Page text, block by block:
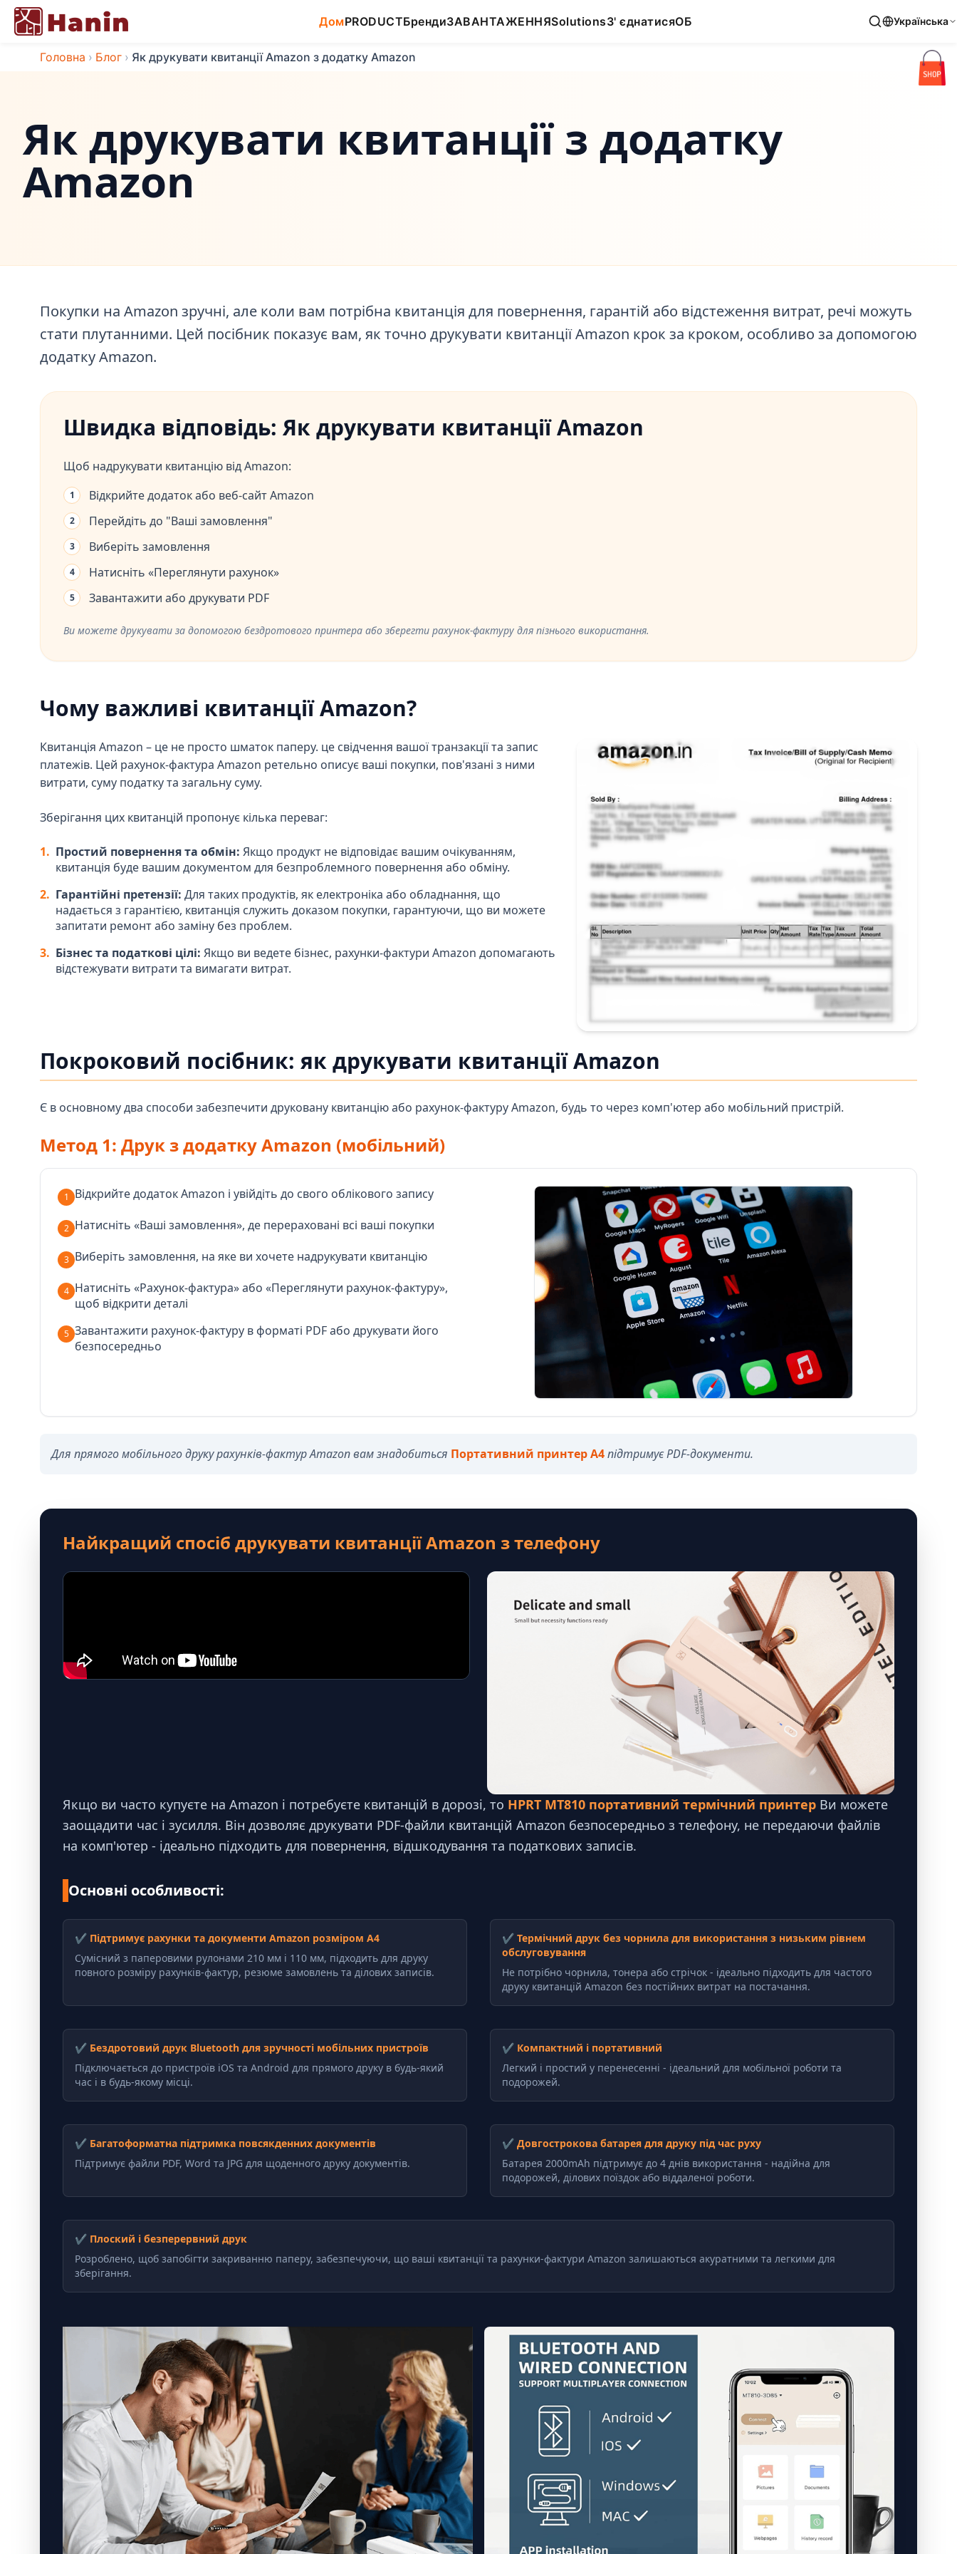
ДомPRODUCTБрендиЗАВАНТАЖЕННЯSolutionsЗ' єднатисяОБ Українська
Головна › Блог › Як друкувати квитанції Amazon з додатку Amazon
Як друкувати квитанції з додатку
Amazon
Покупки на Amazon зручні, але коли вам потрібна квитанція для повернення, гарантій або відстеження витрат, речі можуть
стати плутанними. Цей посібник показує вам, як точно друкувати квитанції Amazon крок за кроком, особливо за допомогою
додатку Amazon.
Швидка відповідь: Як друкувати квитанції Amazon
Щоб надрукувати квитанцію від Amazon:
1 Відкрийте додаток або веб-сайт Amazon
2 Перейдіть до "Ваші замовлення"
3 Виберіть замовлення
4 Натисніть «Переглянути рахунок»
5 Завантажити або друкувати PDF
Ви можете друкувати за допомогою бездротового принтера або зберегти рахунок-фактуру для пізнього використання.
Чому важливі квитанції Amazon?
Квитанція Amazon – це не просто шматок паперу. це свідчення вашої транзакції та запис
платежів. Цей рахунок-фактура Amazon ретельно описує ваші покупки, пов'язані з ними
витрати, суму податку та загальну суму.
Зберігання цих квитанцій пропонує кілька переваг:
1. Простий повернення та обмін: Якщо продукт не відповідає вашим очікуванням,
квитанція буде вашим документом для безпроблемного повернення або обміну.
2. Гарантійні претензії: Для таких продуктів, як електроніка або обладнання, що
надається з гарантією, квитанція служить доказом покупки, гарантуючи, що ви можете
запитати ремонт або заміну без проблем.
3. Бізнес та податкові цілі: Якщо ви ведете бізнес, рахунки-фактури Amazon допомагають
відстежувати витрати та вимагати витрат.
Покроковий посібник: як друкувати квитанції Amazon
Є в основному два способи забезпечити друковану квитанцію або рахунок-фактуру Amazon, будь то через комп'ютер або мобільний пристрій.
Метод 1: Друк з додатку Amazon (мобільний)
1 Відкрийте додаток Amazon і увійдіть до свого облікового запису
2 Натисніть «Ваші замовлення», де перераховані всі ваші покупки
3 Виберіть замовлення, на яке ви хочете надрукувати квитанцію
4 Натисніть «Рахунок-фактура» або «Переглянути рахунок-фактуру»,
щоб відкрити деталі
5 Завантажити рахунок-фактуру в форматі PDF або друкувати його
безпосередньо
Для прямого мобільного друку рахунків-фактур Amazon вам знадобиться Портативний принтер A4підтримує PDF-документи.
Найкращий спосіб друкувати квитанції Amazon з телефону
Якщо ви часто купуєте на Amazon і потребуєте квитанцій в дорозі, то HPRT MT810 портативний термічний принтер Ви можете
заощадити час і зусилля. Він дозволяє друкувати PDF-файли квитанцій Amazon безпосередньо з телефону, не передаючи файлів
на комп'ютер - ідеально підходить для повернення, відшкодування та податкових записів.
Основні особливості:
✔ Підтримує рахунки та документи Amazon розміром A4
Сумісний з паперовими рулонами 210 мм і 110 мм, підходить для друку
повного розміру рахунків-фактур, резюме замовлень та ділових записів.
✔ Термічний друк без чорнила для використання з низьким рівнем
обслуговування
Не потрібно чорнила, тонера або стрічок - ідеально підходить для частого
друку квитанцій Amazon без постійних витрат на постачання.
✔ Бездротовий друк Bluetooth для зручності мобільних пристроїв
Підключається до пристроїв iOS та Android для прямого друку в будь-який
час і в будь-якому місці.
✔ Компактний і портативний
Легкий і простий у перенесенні - ідеальний для мобільної роботи та
подорожей.
✔ Багатоформатна підтримка повсякденних документів
Підтримує файли PDF, Word та JPG для щоденного друку документів.
✔ Довгострокова батарея для друку під час руху
Батарея 2000mAh підтримує до 4 днів використання - надійна для
подорожей, ділових поїздок або віддаленої роботи.
✔ Плоский і безперервний друк
Розроблено, щоб запобігти закриванню паперу, забезпечуючи, що ваші квитанції та рахунки-фактури Amazon залишаються акуратними та легкими для
зберігання.